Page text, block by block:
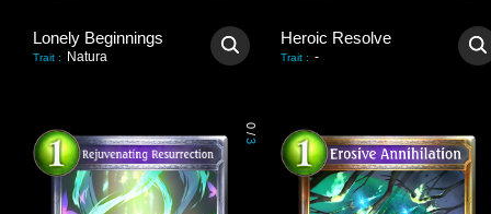
Lonely Beginnings
Trait : Natura
Heroic Resolve
Trait : -
0
/
3